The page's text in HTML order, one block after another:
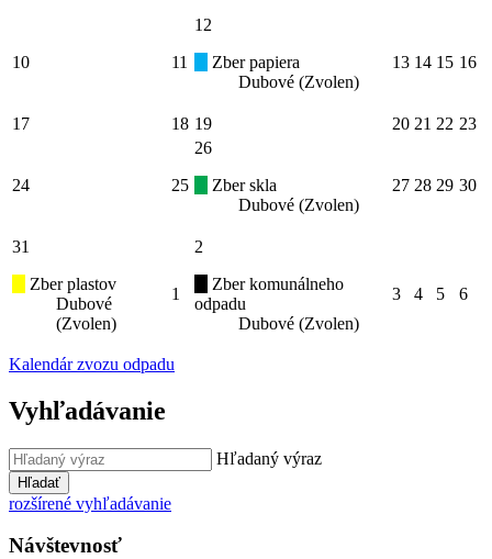
10 11
12
Zber papiera
Dubové (Zvolen)
13 14 15 16
17 18 19 20 21 22 23
24 25
26
Zber skla
Dubové (Zvolen)
27 28 29 30
31
Zber plastov
Dubové
(Zvolen)
1
2
Zber komunálneho
odpadu
Dubové (Zvolen)
3 4 5 6
Kalendár zvozu odpadu
Vyhľadávanie
Hľadaný výraz
Hľadať
rozšírené vyhľadávanie
Návštevnosť